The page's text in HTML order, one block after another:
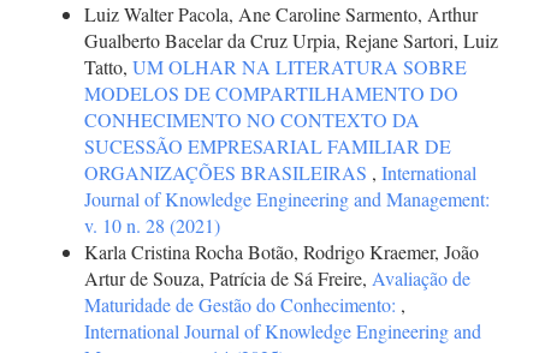
Luiz Walter Pacola, Ane Caroline Sarmento, Arthur
Gualberto Bacelar da Cruz Urpia, Rejane Sartori, Luiz
Tatto, UM OLHAR NA LITERATURA SOBRE
MODELOS DE COMPARTILHAMENTO DO
CONHECIMENTO NO CONTEXTO DA
SUCESSÃO EMPRESARIAL FAMILIAR DE
ORGANIZAÇÕES BRASILEIRAS , International
Journal of Knowledge Engineering and Management:
v. 10 n. 28 (2021)
Karla Cristina Rocha Botão, Rodrigo Kraemer, João
Artur de Souza, Patrícia de Sá Freire, Avaliação de
Maturidade de Gestão do Conhecimento: ,
International Journal of Knowledge Engineering and